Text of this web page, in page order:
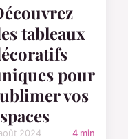
tableaux
pour
vos
2024 4 min